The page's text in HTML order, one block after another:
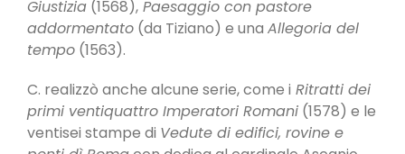
Giustizia (1568), Paesaggio con pastore
addormentato (da Tiziano) e una Allegoria del
tempo (1563).
C. realizzò anche alcune serie, come i Ritratti dei
primi ventiquattro Imperatori Romani (1578) e le
ventisei stampe di Vedute di edifici, rovine e